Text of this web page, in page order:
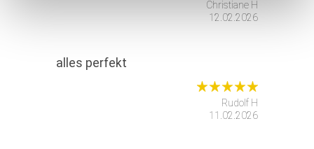
Christiane H
12.02.2026
alles perfekt
Rudolf H
11.02.2026